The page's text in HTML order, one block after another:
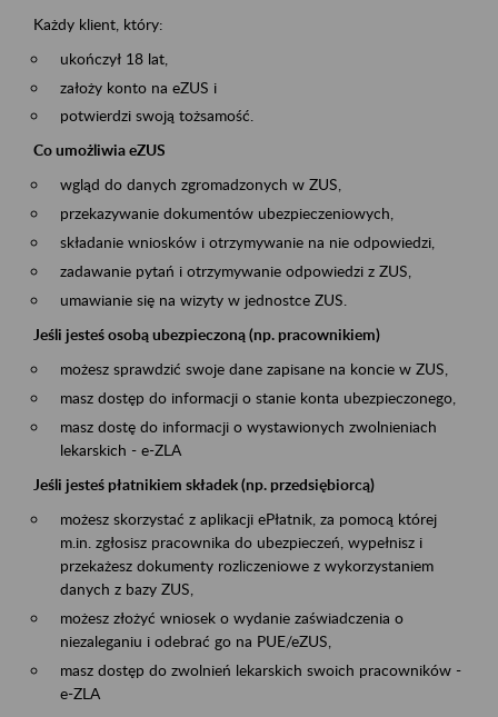
Każdy klient, który:
ukończył 18 lat,
założy konto na eZUS i
potwierdzi swoją tożsamość.
Co umożliwia eZUS
wgląd do danych zgromadzonych w ZUS,
przekazywanie dokumentów ubezpieczeniowych,
składanie wniosków i otrzymywanie na nie odpowiedzi,
zadawanie pytań i otrzymywanie odpowiedzi z ZUS,
umawianie się na wizyty w jednostce ZUS.
Jeśli jesteś osobą ubezpieczoną (np. pracownikiem)
możesz sprawdzić swoje dane zapisane na koncie w ZUS,
masz dostęp do informacji o stanie konta ubezpieczonego,
masz dostę do informacji o wystawionych zwolnieniach
lekarskich - e-ZLA
Jeśli jesteś płatnikiem składek (np. przedsiębiorcą)
możesz skorzystać z aplikacji ePłatnik, za pomocą której
m.in. zgłosisz pracownika do ubezpieczeń, wypełnisz i
przekażesz dokumenty rozliczeniowe z wykorzystaniem
danych z bazy ZUS,
możesz złożyć wniosek o wydanie zaświadczenia o
niezaleganiu i odebrać go na PUE/eZUS,
masz dostęp do zwolnień lekarskich swoich pracowników -
e-ZLA